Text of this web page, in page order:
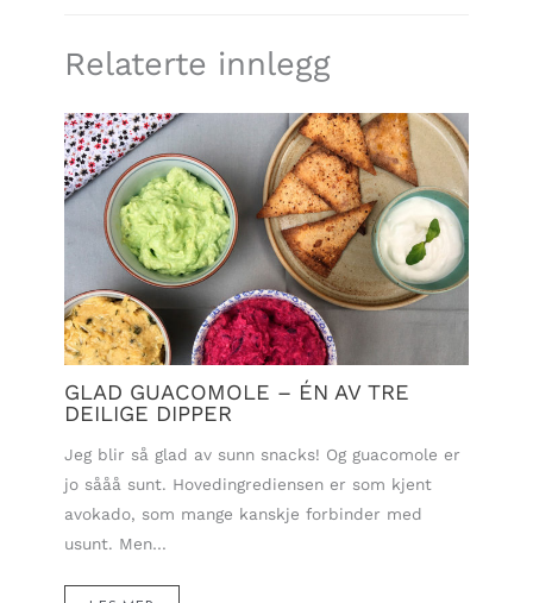
Relaterte innlegg
GLAD GUACOMOLE – ÉN AV TRE
DEILIGE DIPPER
Jeg blir så glad av sunn snacks! Og guacomole er
jo sååå sunt. Hovedingrediensen er som kjent
avokado, som mange kanskje forbinder med
usunt. Men…